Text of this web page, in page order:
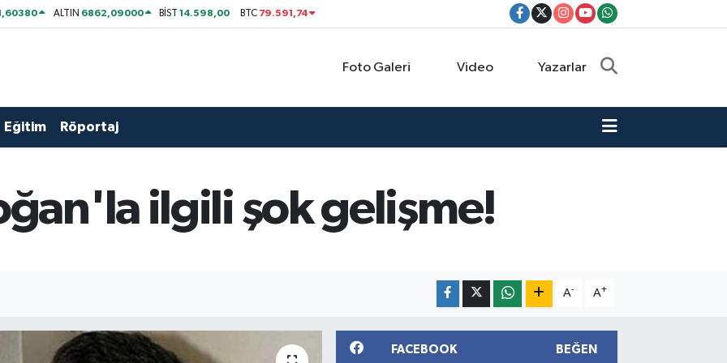
ALTIN 6862,09000 BİST14.598,00 BTC 79.591,74
Foto Galeri Video Yazarlar
Eğitim Röportaj
ilgili şok gelişme!
A- A+
FACEBOOK BEĞEN